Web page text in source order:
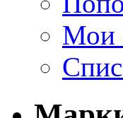
Мои